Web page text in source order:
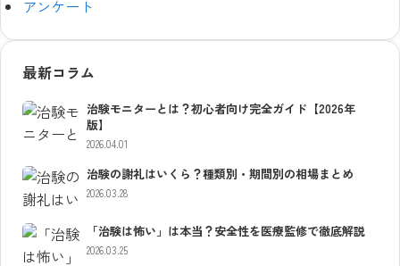
アンケート
最新コラム
治験モニターとは？初心者向け完全ガイド【2026年
版】
2026.04.01
治験の謝礼はいくら？種類別・期間別の相場まとめ
2026.03.28
「治験は怖い」は本当？安全性を医療監修で徹底解説
2026.03.25